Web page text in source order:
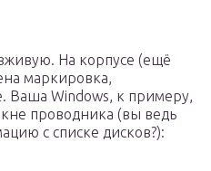
На корпусе (ещё
маркировка,
Ваша Windows, к примеру,
проводника (вы ведь
с списке дисков?):